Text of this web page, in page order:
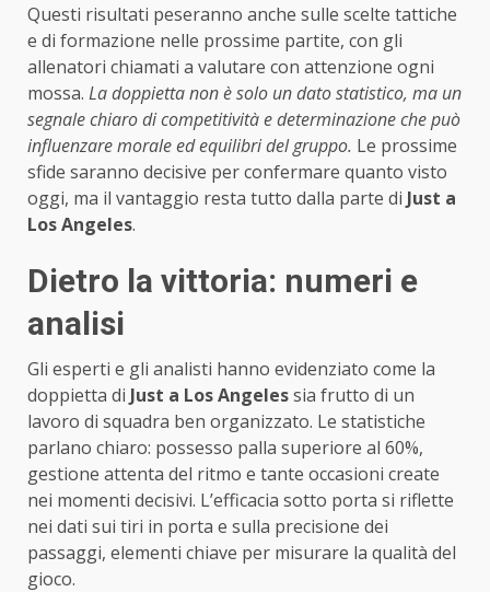
Questi risultati peseranno anche sulle scelte tattiche
e di formazione nelle prossime partite, con gli
allenatori chiamati a valutare con attenzione ogni
mossa. La doppietta non è solo un dato statistico, ma un
segnale chiaro di competitività e determinazione che può
influenzare morale ed equilibri del gruppo. Le prossime
sfide saranno decisive per confermare quanto visto
oggi, ma il vantaggio resta tutto dalla parte di Just a
Los Angeles.
Dietro la vittoria: numeri e
analisi
Gli esperti e gli analisti hanno evidenziato come la
doppietta di Just a Los Angelessia frutto di un
lavoro di squadra ben organizzato. Le statistiche
parlano chiaro: possesso palla superiore al 60%,
gestione attenta del ritmo e tante occasioni create
nei momenti decisivi. L’efficacia sotto porta si riflette
nei dati sui tiri in porta e sulla precisione dei
passaggi, elementi chiave per misurare la qualità del
gioco.